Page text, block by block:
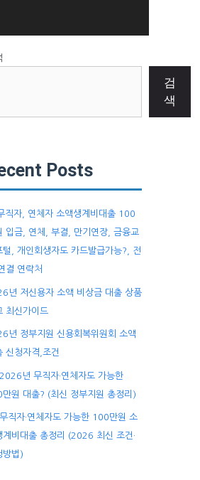
검
색
Posts
직자, 연체자 소액생계비대출 100
입금, 연체, 부결, 만기연장, 금융교
털, 개인회생자도 카드발급가능?, 전
결 연락처
년 저신용자 소액 비상금 대출 상품
최신가이드
년 정부지원 신용회복위원회 소액
신청자격,조건
2026년 무직자·연체자도 가능한
만원 대출? (최신 정부지원 총정리)
무직자·연체자도 가능한 100만원 소
계비대출 총정리 (2026 최신 조건·
방법)